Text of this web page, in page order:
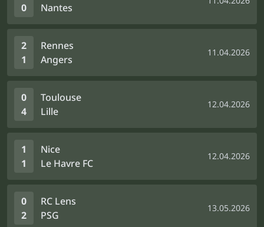
0
Nantes
2
1
Rennes
Angers
11.04.2026
0
4
Toulouse
Lille
12.04.2026
1
1
Nice
Le Havre FC
12.04.2026
0
2
RC Lens
PSG
13.05.2026